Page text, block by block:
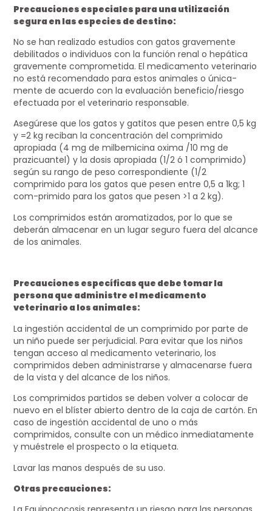
Precauciones especiales para una utilización
segura en las especies de destino:
No se han realizado estudios con gatos gravemente
debilitados o individuos con la función renal o hepática
gravemente comprometida. El medicamento veterinario
no está recomendado para estos animales o única-
mente de acuerdo con la evaluación beneficio/riesgo
efectuada por el veterinario responsable.
Asegúrese que los gatos y gatitos que pesen entre 0,5 kg
y =2 kg reciban la concentración del comprimido
apropiada (4 mg de milbemicina oxima /10 mg de
prazicuantel) y la dosis apropiada (1/2 ó 1 comprimido)
según su rango de peso correspondiente (1/2
comprimido para los gatos que pesen entre 0,5 a 1kg; 1
com-primido para los gatos que pesen >1 a 2 kg).
Los comprimidos están aromatizados, por lo que se
deberán almacenar en un lugar seguro fuera del alcance
de los animales.
Precauciones específicas que debe tomar la
persona que administre el medicamento
veterinario a los animales:
La ingestión accidental de un comprimido por parte de
un niño puede ser perjudicial. Para evitar que los niños
tengan acceso al medicamento veterinario, los
comprimidos deben administrarse y almacenarse fuera
de la vista y del alcance de los niños.
Los comprimidos partidos se deben volver a colocar de
nuevo en el blíster abierto dentro de la caja de cartón. En
caso de ingestión accidental de uno o más
comprimidos, consulte con un médico inmediatamente
y muéstrele el prospecto o la etiqueta.
Lavar las manos después de su uso.
Otras precauciones: